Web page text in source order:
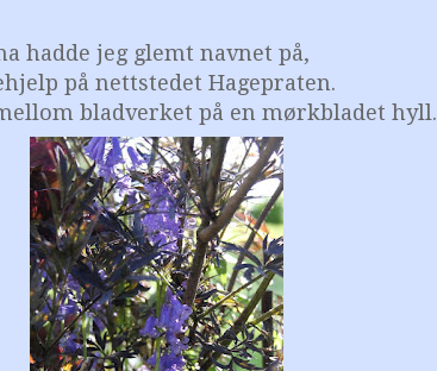
hadde jeg glemt navnet på,
på nettstedet Hagepraten.
bladverket på en mørkbladet hyll.